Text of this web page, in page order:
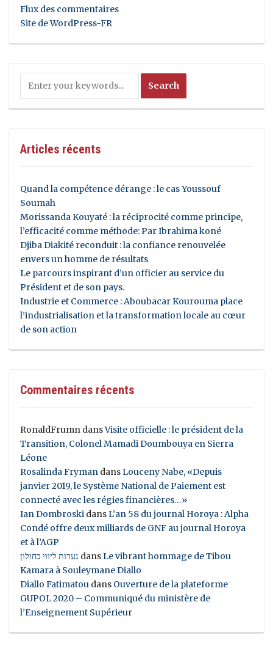
Flux des commentaires
Site de WordPress-FR
Articles récents
Quand la compétence dérange : le cas Youssouf
Soumah
Morissanda Kouyaté : la réciprocité comme principe,
l’efficacité comme méthode: Par Ibrahima koné
Djiba Diakité reconduit : la confiance renouvelée
envers un homme de résultats
Le parcours inspirant d’un officier au service du
Président et de son pays.
Industrie et Commerce : Aboubacar Kourouma place
l’industrialisation et la transformation locale au cœur
de son action
Commentaires récents
RonaldFrumn dansVisite officielle : le président de la
Transition, Colonel Mamadi Doumbouya en Sierra
Léone
Rosalinda Fryman dansLouceny Nabe, «Depuis
janvier 2019, le Système National de Paiement est
connecté avec les régies financières…»
Ian Dombroski dansL’an 58 du journal Horoya : Alpha
Condé offre deux milliards de GNF au journal Horoya
et à l’AGP
נערות ליווי בחולון dansLe vibrant hommage de Tibou
Kamara à Souleymane Diallo
Diallo Fatimatou dans Ouverture de la plateforme
GUPOL 2020 – Communiqué du ministère de
l’Enseignement Supérieur